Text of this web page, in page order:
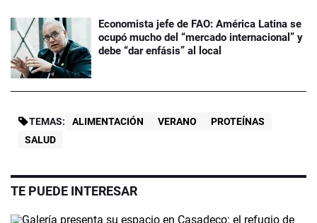
Economista jefe de FAO: América Latina se
ocupó mucho del “mercado internacional” y
debe “dar enfásis” al local
TEMAS: ALIMENTACIÓN VERANO
PROTEÍNAS
SALUD
TE PUEDE INTERESAR